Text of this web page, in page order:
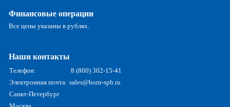
Финансовые операции
Все цены указаны в рублях.
Наши контакты
Телефон:
8 (800) 302-15-41
Электронная почта: sales@born-spb.ru
Санкт-Петербург